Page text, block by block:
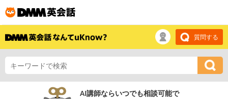
質問する
AI講師ならいつでも相談可能で